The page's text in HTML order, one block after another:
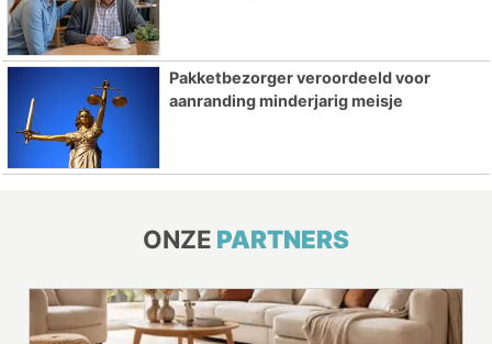
Pakketbezorger veroordeeld voor
aanranding minderjarig meisje
ONZE PARTNERS